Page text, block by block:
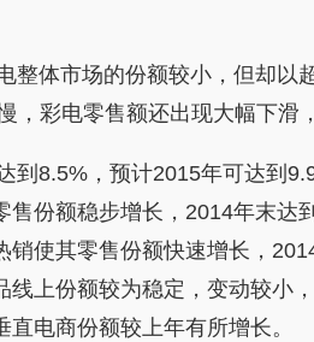
体市场的份额较小，但却以
彩电零售额还出现大幅下滑
，预计2015年可达到
份额稳步增长，2014年末
使其零售份额快速增长，
上份额较为稳定，变动较小
电商份额较上年有所增长。